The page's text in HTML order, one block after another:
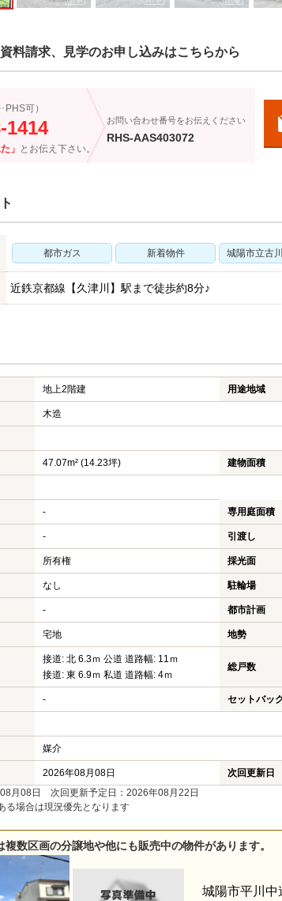
料請求、見学のお申し込みはこちらから
可）
1414
」 とお伝え下さい。
お問い合わせ番号をお伝えください
RHS-AAS403072
都市ガス 新着物件 城陽市立古
近鉄京都線【久津川】駅まで徒歩約8分♪
地上2階建 用途地域
木造
47.07m² (14.23坪) 建物面積
- 専用庭面積
- 引渡し
所有権 採光面
なし 駐輪場
- 都市計画
宅地 地勢
接道: 北 6.3ｍ 公道 道路幅: 11ｍ
接道: 東 6.9ｍ 私道 道路幅: 4ｍ
総戸数
- セットバッ
媒介
2026年08月08日 次回更新日
月08日 次回更新予定日：2026年08月22日
る場合は現況優先となります
複数区画の分譲地や他にも販売中の物件があります。
城陽市平川中